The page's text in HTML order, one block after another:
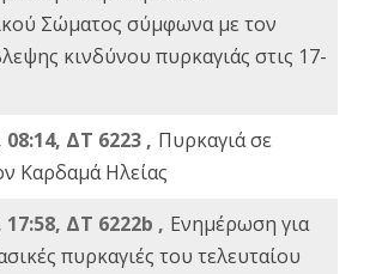
Σώματος σύμφωνα με τον
κινδύνου πυρκαγιάς στις 17-
ΔΤ 6223 , Πυρκαγιά σε
Καρδαμά Ηλείας
ΔΤ 6222b , Ενημέρωση για
πυρκαγιές του τελευταίου